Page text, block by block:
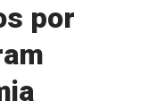
por